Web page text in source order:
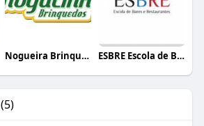
Nogueira Brinquedos ESBRE Escola de Bares e Restaurantes
(5)